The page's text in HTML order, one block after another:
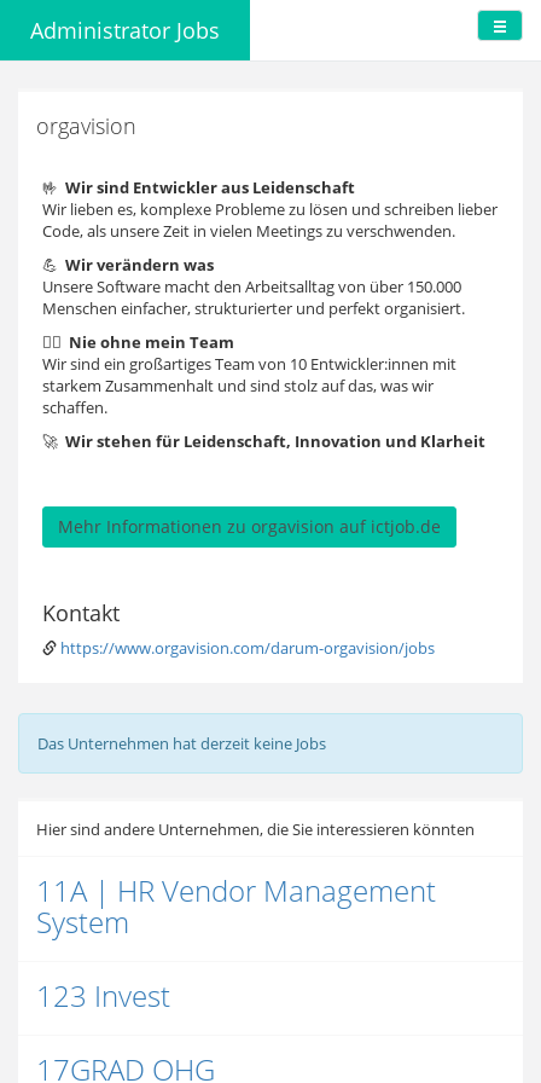
Administrator Jobs
orgavision
🤟 Wir sind Entwickler aus Leidenschaft
Wir lieben es, komplexe Probleme zu lösen und schreiben lieber
Code, als unsere Zeit in vielen Meetings zu verschwenden.
💪 Wir verändern was
Unsere Software macht den Arbeitsalltag von über 150.000
Menschen einfacher, strukturierter und perfekt organisiert.
👯‍♂️ Nie ohne mein Team
Wir sind ein großartiges Team von 10 Entwickler:innen mit
starkem Zusammenhalt und sind stolz auf das, was wir
schaffen.
🚀 Wir stehen für Leidenschaft, Innovation und Klarheit
Mehr Informationen zu orgavision auf ictjob.de
Kontakt
https://www.orgavision.com/darum-orgavision/jobs
Das Unternehmen hat derzeit keine Jobs
Hier sind andere Unternehmen, die Sie interessieren könnten
11A | HR Vendor Management
System
123 Invest
17GRAD OHG